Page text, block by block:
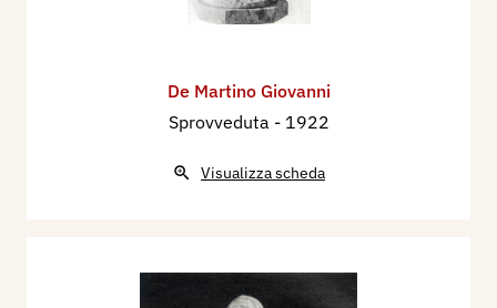
De Martino Giovanni
Sprovveduta - 1922
Visualizza scheda